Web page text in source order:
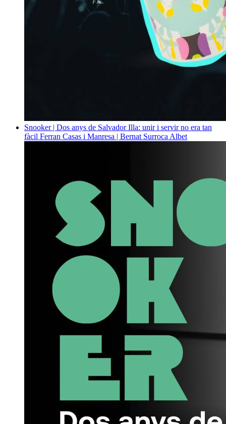
Snooker | Dos anys de Salvador Illa: unir i servir no era tan
fàcil Ferran Casas i Manresa | Bernat Surroca Albet